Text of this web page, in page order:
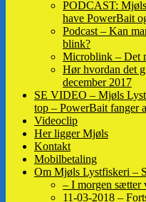
PODCAST:
have PowerBait
Podcast – Kan
blink?
Microblink – Det
Hør hvordan det
december 2017
SE VIDEO – Mjøls
top – PowerBait fanger
Videoclip
Her ligger Mjøls
Kontakt
Mobilbetaling
Om Mjøls Lystfiskeri –
– I morgen sætter
11-03-2018 –